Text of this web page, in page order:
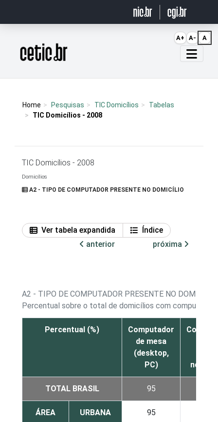
Página inicial
Home Pesquisas TIC Domicílios
Tabelas
TIC Domicílios - 2008
TIC Domicílios - 2008
Domicílios
A2 - TIPO DE COMPUTADOR PRESENTE NO DOMICÍLIO
Ver tabela expandida
Índice
anterior
próxima
A2 - TIPO DE COMPUTADOR PRESENTE NO DOMICÍLIO
Percentual sobre o total de domicílios com computador
Percentual (%)
Computador
de mesa
(desktop,
PC)
TOTAL BRASIL 95
ÁREA URBANA 95
A+ A- A